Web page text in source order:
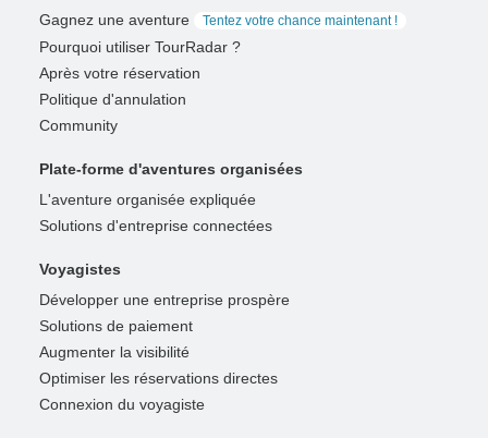
Gagnez une aventure
Tentez votre chance maintenant !
Pourquoi utiliser TourRadar ?
Après votre réservation
Politique d'annulation
Community
Plate-forme d'aventures organisées
L'aventure organisée expliquée
Solutions d'entreprise connectées
Voyagistes
Développer une entreprise prospère
Solutions de paiement
Augmenter la visibilité
Optimiser les réservations directes
Connexion du voyagiste